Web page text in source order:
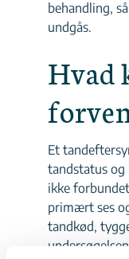
behandling,
undgås.
Hvad
Et
tandstatus og
ikke
primært ses
tandkød,